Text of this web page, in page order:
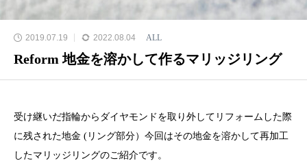
2019.07.19 2022.08.04 ALL
Reform 地金を溶かして作るマリッジリング
受け継いだ指輪からダイヤモンドを取り外してリフォームした際
に残された地金 (リング部分）今回はその地金を溶かして再加工
したマリッジリングのご紹介です。